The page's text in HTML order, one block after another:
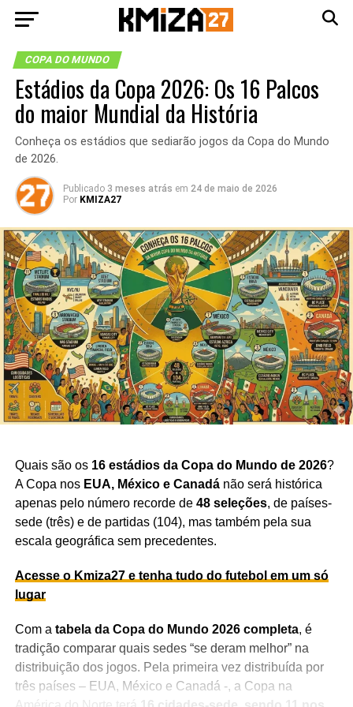
COPA DO MUNDO
Estádios da Copa 2026: Os 16 Palcos
do maior Mundial da História
Conheça os estádios que sediarão jogos da Copa do Mundo
de 2026.
Publicado 3 meses atrás em 24 de maio de 2026
Por KMIZA27
Quais são os 16 estádios da Copa do Mundo de 2026?
A Copa nos EUA, México e Canadánão será histórica
apenas pelo número recorde de 48 seleções, de países-
sede (três) e de partidas (104), mas também pela sua
escala geográfica sem precedentes.
Acesse o Kmiza27 e tenha tudo do futebol em um só
lugar
Com a tabela da Copa do Mundo 2026 completa, é
tradição comparar quais sedes “se deram melhor” na
distribuição dos jogos. Pela primeira vez distribuída por
três países – EUA, México e Canadá -, a Copa na